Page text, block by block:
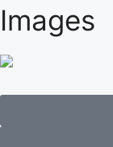
Images